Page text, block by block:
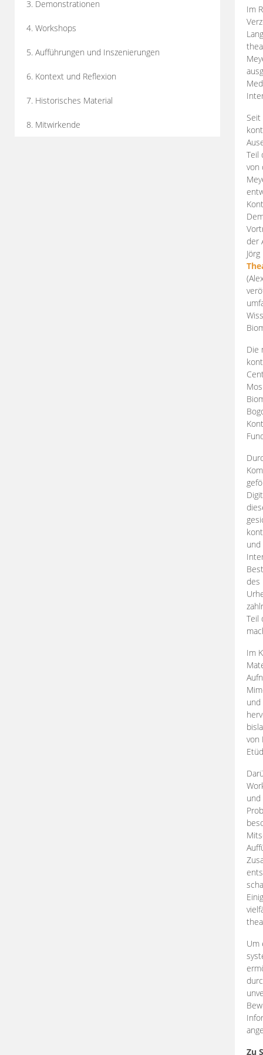
3. Demonstrationen
4. Workshops
5. Aufführungen und Inszenierungen
6. Kontext und Reflexion
7. Historisches Material
8. Mitwirkende
Im
Teil
von
der
Die
des
Teil
Im
und
von
und
Um
Zu